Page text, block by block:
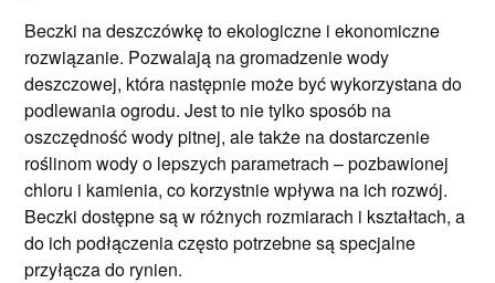
Beczki na deszczówkę to ekologiczne i ekonomiczne
rozwiązanie. Pozwalają na gromadzenie wody
deszczowej, która następnie może być wykorzystana do
podlewania ogrodu. Jest to nie tylko sposób na
oszczędność wody pitnej, ale także na dostarczenie
roślinom wody o lepszych parametrach – pozbawionej
chloru i kamienia, co korzystnie wpływa na ich rozwój.
Beczki dostępne są w różnych rozmiarach i kształtach, a
do ich podłączenia często potrzebne są specjalne
przyłącza do rynien.